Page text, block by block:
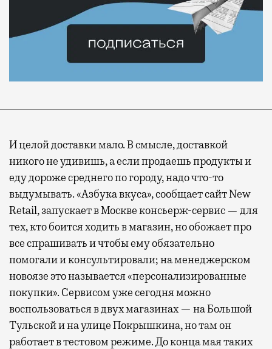
И целой доставки мало. В смысле, доставкой
никого не удивишь, а если продаешь продукты и
еду дороже среднего по городу, надо что-то
выдумывать. «Азбука вкуса», сообщает сайт New
Retail, запускает в Москве консьерж-сервис — для
тех, кто боится ходить в магазин, но обожает про
все спрашивать и чтобы ему обязательно
помогали и консультировали; на менеджерском
новоязе это называется «персонализированные
покупки». Сервисом уже сегодня можно
воспользоваться в двух магазинах — на Большой
Тульской и на улице Покрышкина, но там он
работает в тестовом режиме. До конца мая таких